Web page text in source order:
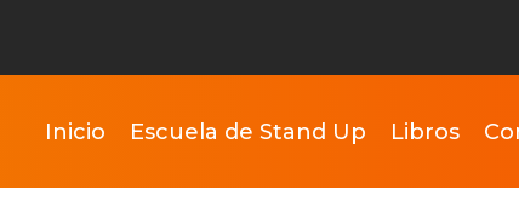
Inicio Escuela de Stand Up Libros